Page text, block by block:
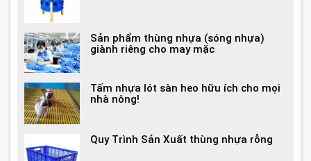
Sản phẩm thùng nhựa (sóng nhựa)
giành riêng cho may mặc
Tấm nhựa lót sàn heo hữu ích cho mọi
nhà nông!
Quy Trình Sản Xuất thùng nhựa rỗng